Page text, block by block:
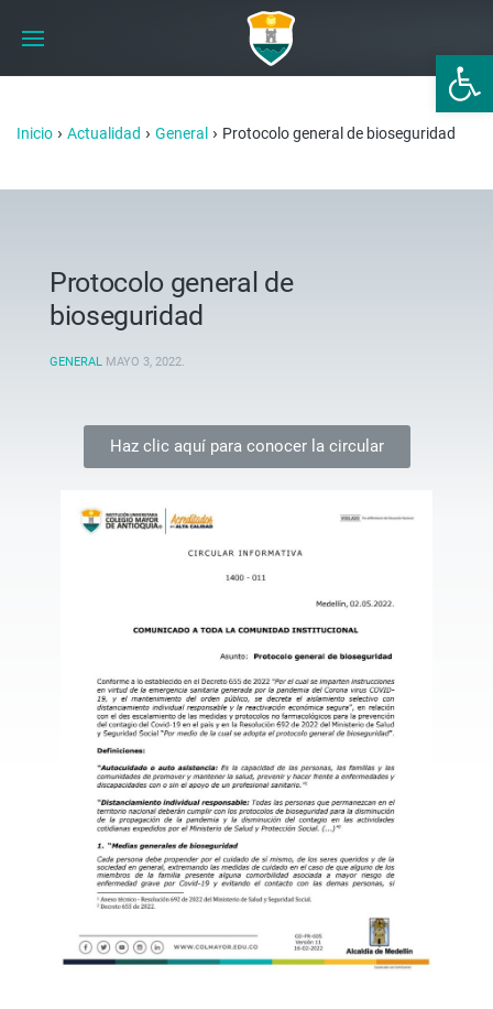
Abrir
Inicio › Actualidad › General › Protocolo general de bioseguridad
Protocolo general de
bioseguridad
GENERAL MAYO 3, 2022.
Haz clic aquí para conocer la circular